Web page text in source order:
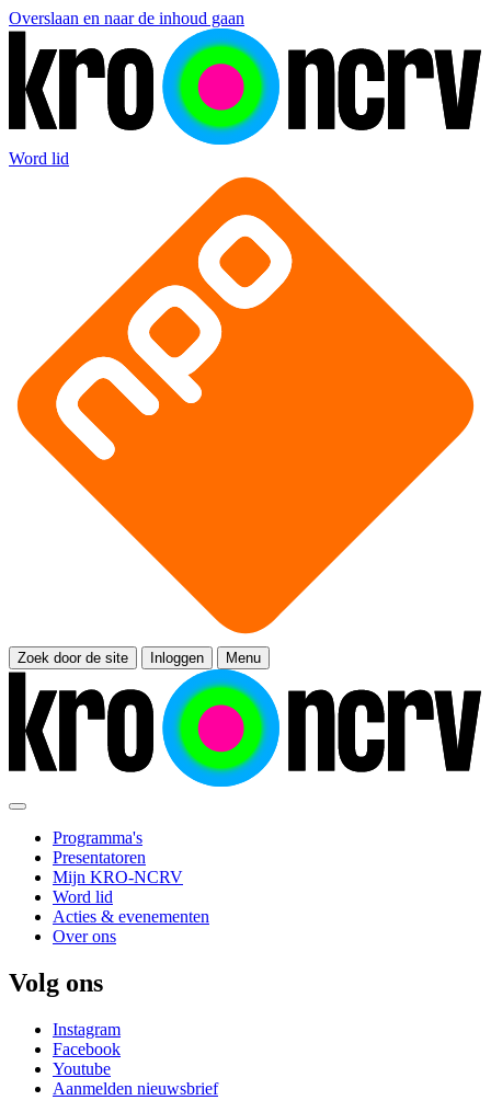
Overslaan en naar de inhoud gaan
Word lid
Zoek door de site Inloggen Menu
Programma's
Presentatoren
Mijn KRO-NCRV
Word lid
Acties & evenementen
Over ons
Volg ons
Instagram
Facebook
Youtube
Aanmelden nieuwsbrief